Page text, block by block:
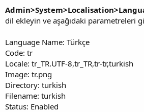
dil ekleyin ve aşağıdaki parametreleri
Language Name: Türkçe
Code: tr
Locale: tr_TR.UTF-8,tr_TR,tr-tr,turkish
Image: tr.png
Directory: turkish
Filename: turkish
Status: Enabled